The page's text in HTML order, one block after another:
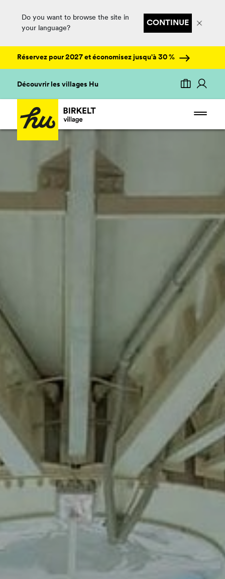
Do you want to browse the site in
your language?
CONTINUE
Réservez pour 2027 et économisez jusqu'à 30 %
Découvrir les villages Hu